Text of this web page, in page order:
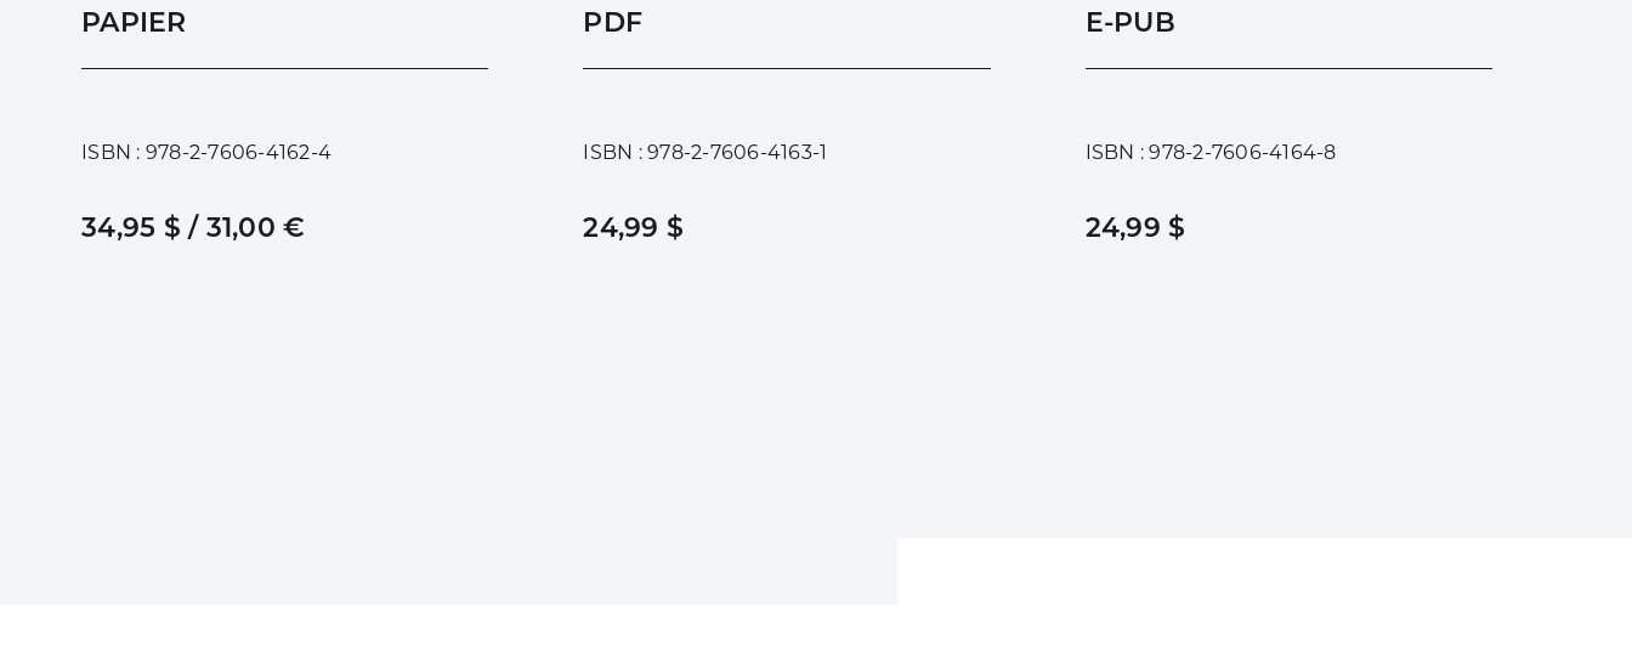
PAPIER
ISBN : 978-2-7606-4162-4
34,95 $ / 31,00 €
PDF
ISBN : 978-2-7606-4163-1
24,99 $
E-PUB
ISBN : 978-2-7606-4164-8
24,99 $